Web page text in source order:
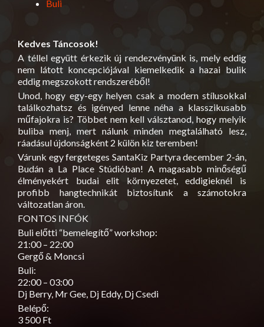
Buli
Kedves Táncosok!
A téllel együtt érkezik új rendezvényünk is, mely eddig
nem látott koncepciójával kiemelkedik a hazai bulik
eddig megszokott rendszeréből!
Unod, hogy egy-egy helyen csak a modern stílusokkal
találkozhatsz és igényed lenne néha a klasszikusabb
műfajokra is? Többet nem kell válsztanod, hogy melyik
buliba menj, mert nálunk minden megtalálható lesz,
ráadásul újdonságként 2 külön kiz teremben!
Várunk egy fergeteges SantaKiz Partyra december 2-án,
Budán a La Place Stúdióban! A magasabb minőségű
élményekért budai elit környezetet, eddigieknél is
profibb hangtechnikát biztosítunk a számotokra
változatlan áron.
FONTOS INFÓK
Buli előtti “bemelegítő” workshop:
21:00 – 22:00
Gergő & Moncsi
Buli:
22:00 – 03:00
Dj Berry, Mr Gee, Dj Eddy, Dj Csedi
Belépő:
3 500 Ft